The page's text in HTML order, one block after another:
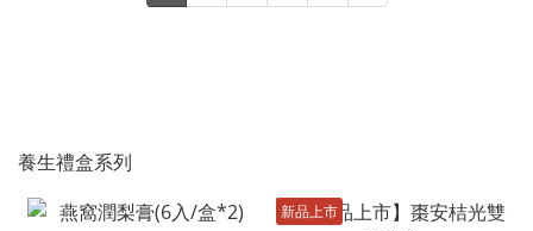
養生禮盒系列
新品上市